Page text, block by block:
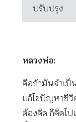
ปรับปรุง
หลวงพ่อ:
คือถ้ามันจำเป็
แก้ไขปัญหาชีวิ
ต้องคิด ก็คิดไป